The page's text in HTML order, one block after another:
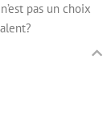
pas un choix